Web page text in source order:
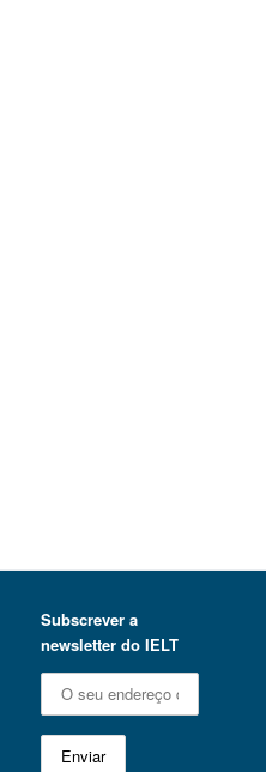
Subscrever a
newsletter do IELT